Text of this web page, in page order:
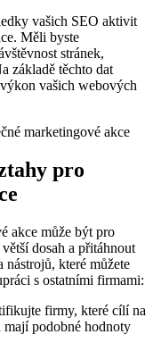
vašich SEO aktivit
Měli byste
stránek,
základě těchto dat
vašich webových
pro
akce může být pro
dosah a přitáhnout
které můžete
s ostatními firmami:
firmy, které cílí na
podobné hodnoty